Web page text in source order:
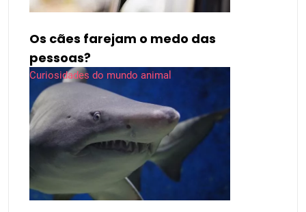
Os cães farejam o medo das
pessoas?
Curiosidades do mundo animal